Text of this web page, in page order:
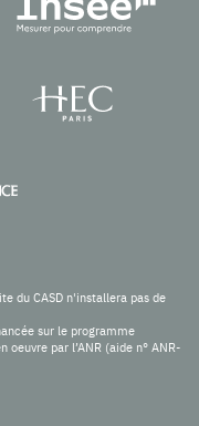
du CASD n'installera pas de
sur le programme
oeuvre par l’ANR (aide n° ANR-